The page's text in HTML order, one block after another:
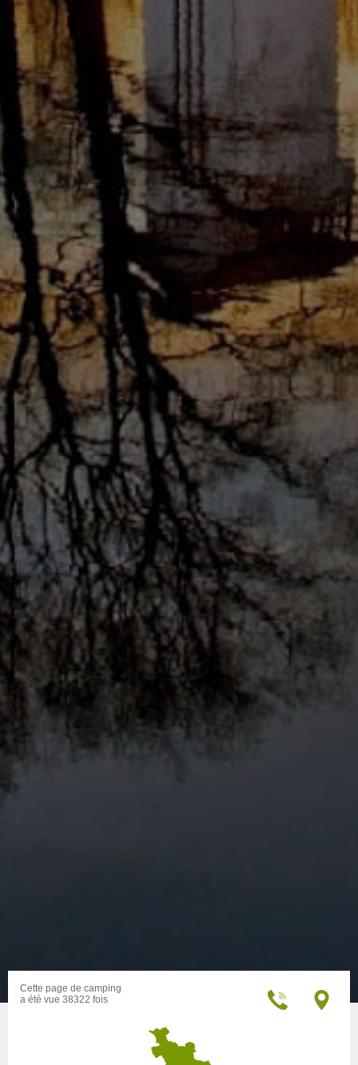
Cette page de camping
a été vue 38322 fois